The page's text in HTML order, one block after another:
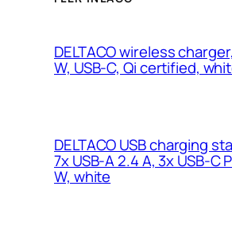
DELTACO wireless
W, USB-C, Qi certified,
DELTACO USB charging
7x USB-A 2.4 A, 3x USB-C
W, white